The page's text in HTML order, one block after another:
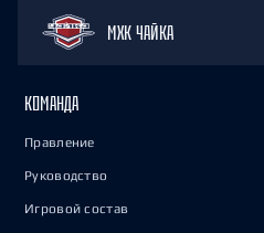
МХК ЧАЙКА
КОМАНДА
Правление
Руководство
Игровой состав